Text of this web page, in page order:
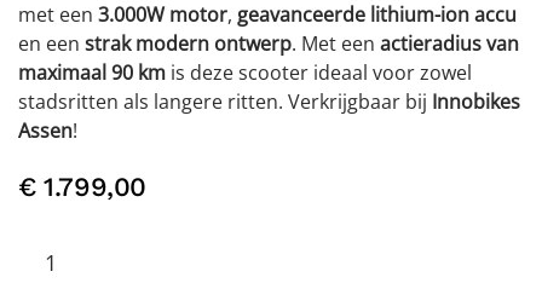
met een 3.000W motor, geavanceerde lithium-ion accu
en een strak modern ontwerp. Met een actieradius van
maximaal 90 km is deze scooter ideaal voor zowel
stadsritten als langere ritten. Verkrijgbaar bij Innobikes
Assen!
€1.799,00